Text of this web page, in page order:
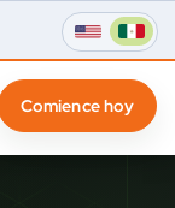
Comience hoy